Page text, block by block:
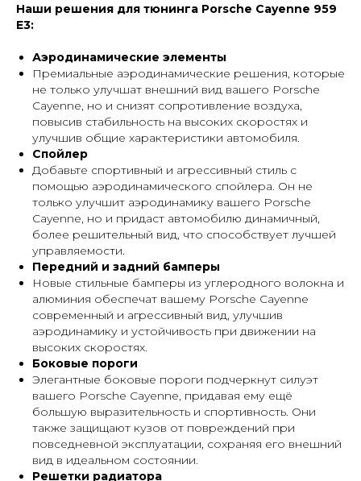
Наши решения для тюнинга Porsche Cayenne 959
E3:
Аэродинамические элементы
Премиальные аэродинамические решения, которые
не только улучшат внешний вид вашего Porsche
Cayenne, но и снизят сопротивление воздуха,
повысив стабильность на высоких скоростях и
улучшив общие характеристики автомобиля.
Спойлер
Добавьте спортивный и агрессивный стиль с
помощью аэродинамического спойлера. Он не
только улучшит аэродинамику вашего Porsche
Cayenne, но и придаст автомобилю динамичный,
более решительный вид, что способствует лучшей
управляемости.
Передний и задний бамперы
Новые стильные бамперы из углеродного волокна и
алюминия обеспечат вашему Porsche Cayenne
современный и агрессивный вид, улучшив
аэродинамику и устойчивость при движении на
высоких скоростях.
Боковые пороги
Элегантные боковые пороги подчеркнут силуэт
вашего Porsche Cayenne, придавая ему ещё
большую выразительность и спортивность. Они
также защищают кузов от повреждений при
повседневной эксплуатации, сохраняя его внешний
вид в идеальном состоянии.
Решетки радиатора
© Imperial Tuning, 2026
Все права защищены
Политика в отношении обработки
*** Информация на сайте не является публичной офертой